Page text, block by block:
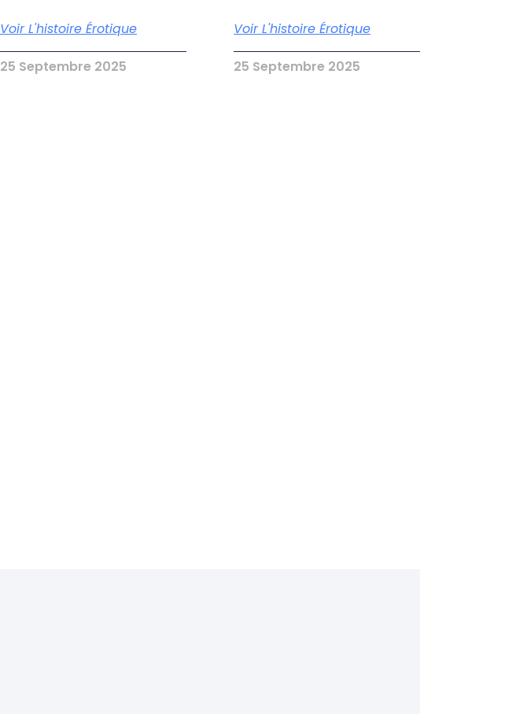
Voir L'histoire Érotique
25 Septembre 2025
Voir L'histoire Érotique
25 Septembre 2025